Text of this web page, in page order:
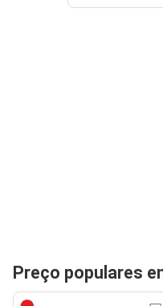
Preço populares